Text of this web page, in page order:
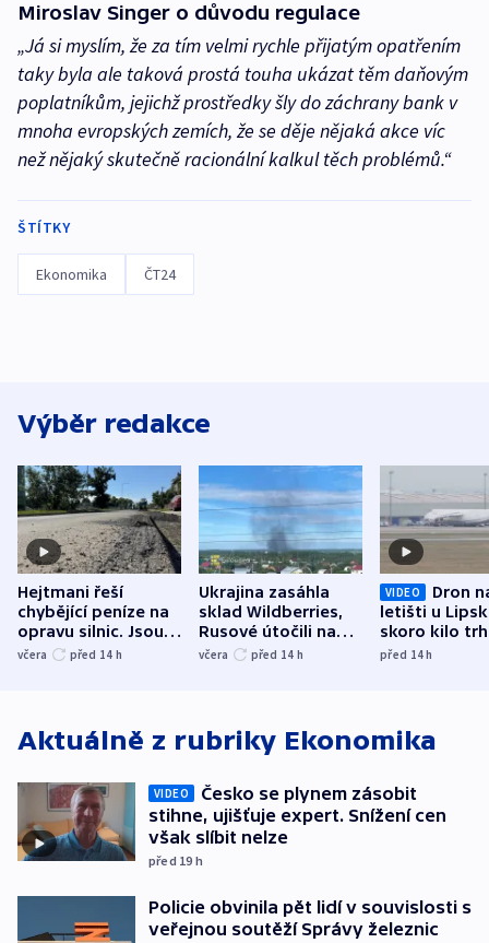
Miroslav Singer o důvodu regulace
„Já si myslím, že za tím velmi rychle přijatým opatřením
taky byla ale taková prostá touha ukázat těm daňovým
poplatníkům, jejichž prostředky šly do záchrany bank v
mnoha evropských zemích, že se děje nějaká akce víc
než nějaký skutečně racionální kalkul těch problémů.“
ŠTÍTKY
Ekonomika ČT24
Výběr redakce
Hejtmani řeší
chybějící peníze na
opravu silnic. Jsou
nenárokové, namítá
včera před 14 h
Ukrajina zasáhla
sklad Wildberries,
Rusové útočili na
trh, hasiče či
včera před 14 h
VIDEO
Dron
letišti u
skoro kilo
indicie
před 14h
Aktuálně z rubriky Ekonomika
VIDEO
Česko se plynem zásobit
stihne, ujišťuje expert. Snížení cen
však slíbit nelze
před 19 h
Policie obvinila pět lidí v souvislosti s
veřejnou soutěží Správy železnic